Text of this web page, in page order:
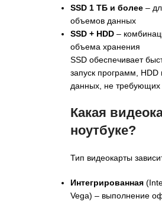
SSD 1 ТБ и более –
объемов данных
SSD + HDD –
объема хранения
SSD обеспечивает
запуск программ,
данных, не требующих
Какая
ноутбуке?
Тип видеокарты
Интегрированная
Vega) – выполнение